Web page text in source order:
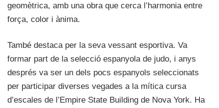
geomètrica, amb una obra que cerca l’harmonia entre
força, color i ànima.
També destaca per la seva vessant esportiva. Va
formar part de la selecció espanyola de judo, i anys
després va ser un dels pocs espanyols seleccionats
per participar diverses vegades a la mítica cursa
d’escales de l’Empire State Building de Nova York. Ha